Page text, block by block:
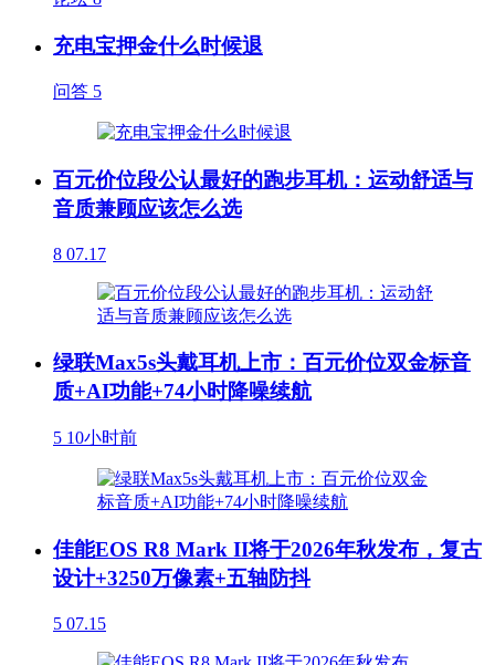
充电宝押金什么时候退
问答 5
百元价位段公认最好的跑步耳机：运动舒适与
音质兼顾应该怎么选
8 07.17
绿联Max5s头戴耳机上市：百元价位双金标音
质+AI功能+74小时降噪续航
5 10小时前
佳能EOS R8 Mark II将于2026年秋发布，复古
设计+3250万像素+五轴防抖
5 07.15